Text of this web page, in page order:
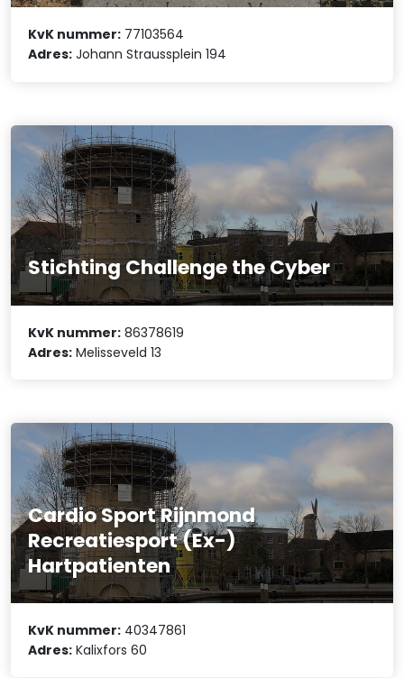
KvK nummer: 77103564
Adres: Johann Straussplein 194
Stichting Challenge the Cyber
KvK nummer: 86378619
Adres: Melisseveld 13
Cardio Sport Rijnmond
Recreatiesport (Ex-)
Hartpatienten
KvK nummer: 40347861
Adres: Kalixfors 60